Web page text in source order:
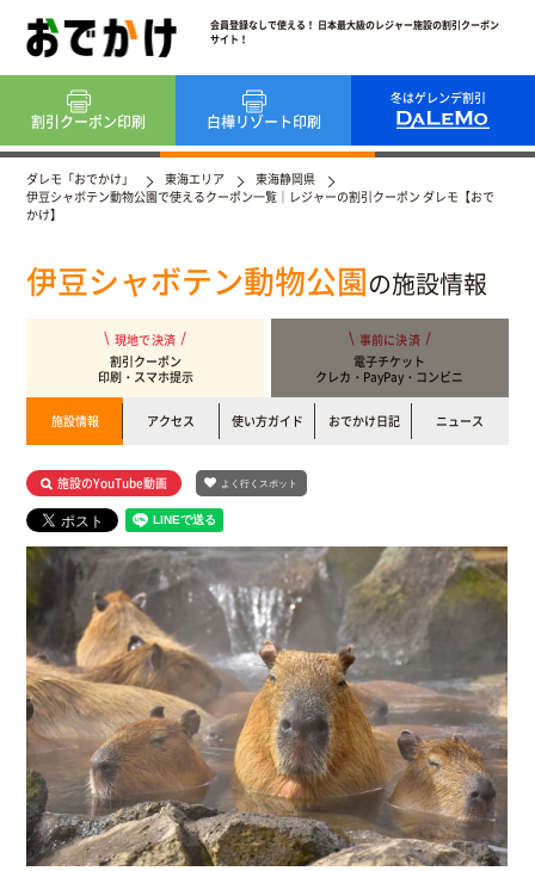
会員登録なしで使える！ 日本最大級のレジャー施設の割引クーポン
サイト！
冬はゲレンデ割引
割引クーポン印刷 白樺リゾート印刷
ダレモ「おでかけ」 東海エリア
東海静岡県
伊豆シャボテン動物公園で使えるクーポン一覧｜レジャーの割引クーポン ダレモ【おで
かけ】
伊豆シャボテン動物公園の施設情報
現地で決済
割引クーポン
印刷・スマホ提示
事前に決済
電子チケット
クレカ・PayPay・コンビニ
施設情報 アクセス 使い方ガイド おでかけ日記 ニュース
施設のYouTube動画 よく行くスポット